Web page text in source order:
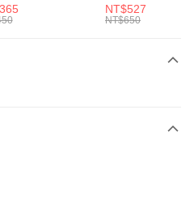
款。
付」後，將跳轉至「AFTEE先享後付」
知簡訊。
上)免運費
上)免運費
男女 短統襪
BA5871010
NT$527
NT$650